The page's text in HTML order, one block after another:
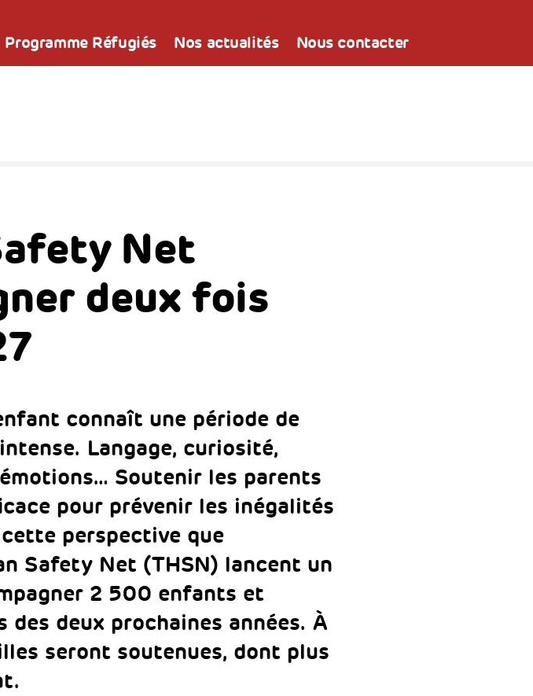
Programme Réfugiés Nos actualités Nous contacter
Net
deux fois
connaît une période de
Langage, curiosité,
Soutenir les parents
pour prévenir les inégalités
perspective que
Safety Net (THSN) lancent un
2 500 enfants et
deux prochaines années. À
seront soutenues, dont plus